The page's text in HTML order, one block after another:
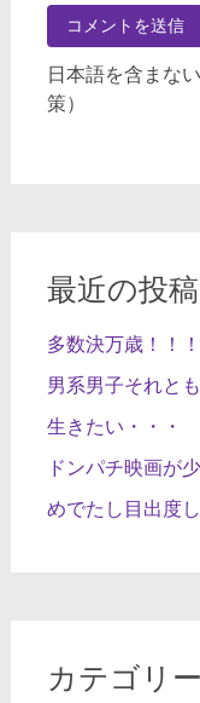
日本語を含まな
策）
最近の投稿
多数決万歳！！！
男系男子それと
生きたい・・・
ドンパチ映画が
めでたし目出度
カテゴリー